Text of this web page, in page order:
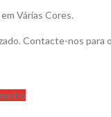
Várias Cores.
Contacte-nos